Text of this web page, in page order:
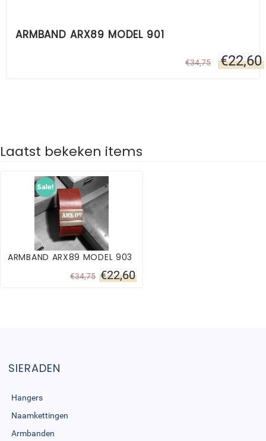
ARMBAND ARX89 MODEL 901
€34,75 €22,60
Laatst bekeken items
ARMBAND ARX89 MODEL 903
€34,75 €22,60
SIERADEN
Hangers
Naamkettingen
Armbanden